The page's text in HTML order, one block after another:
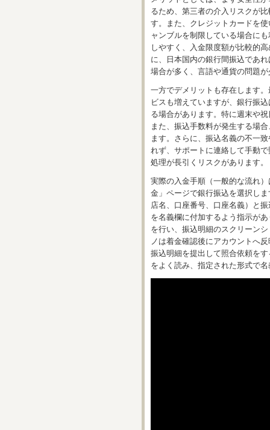
るため、第三者の介入リスクが
す。また、クレジットカードを
ャンブルを制限している場合に
しやすく、入金限度額が比較的
に、日本国内の銀行間振込であ
場合が多く、言語や通貨の問題
一方でデメリットも存在します
ビスも増えていますが、銀行振
る場合があります。特に週末や
また、振込手数料が発生する場
ます。さらに、振込名義の不一
れず、サポートに連絡して手動
処理が長引くリスクがあります。
実際の入金手順（一般的な流れ
金」ページで銀行振込を選択し
店名、口座番号、口座名義）と
を名義欄に付加するよう指示が
を行い、振込明細のスクリーン
ノは着金確認後にアカウントへ
振込明細を提出して照合依頼を
をよく読み、指定された形式で